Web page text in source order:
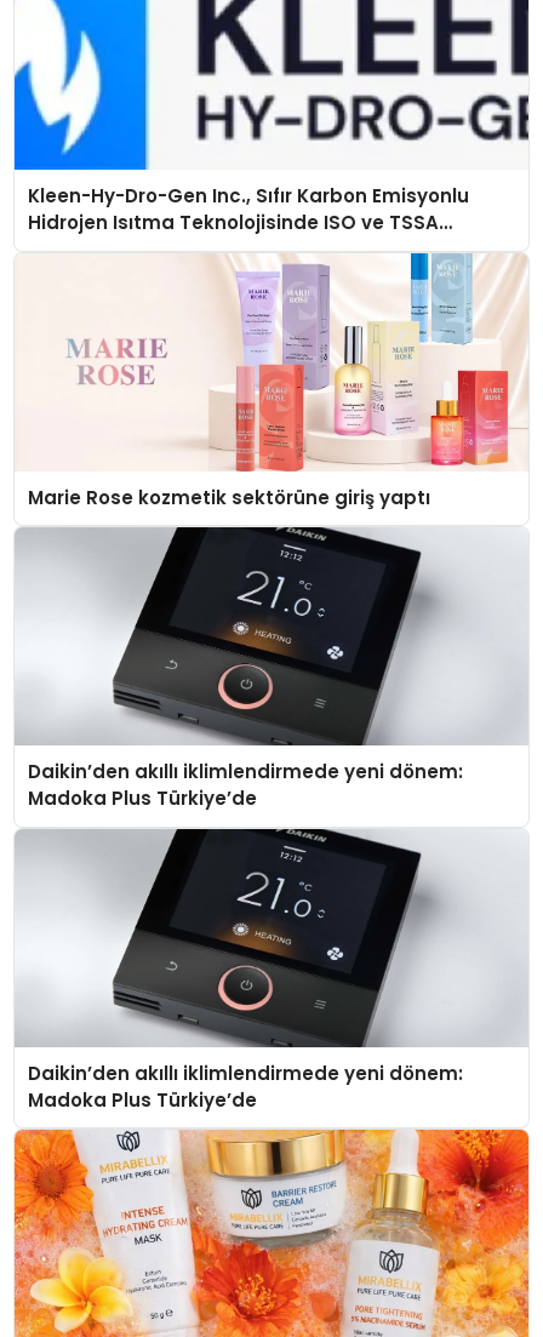
Kleen-Hy-Dro-Gen Inc., Sıfır Karbon Emisyonlu
Hidrojen Isıtma Teknolojisinde ISO ve TSSA
Düzenleyici Onaylarını Aldı
Marie Rose kozmetik sektörüne giriş yaptı
Daikin’den akıllı iklimlendirmede yeni dönem:
Madoka Plus Türkiye’de
Daikin’den akıllı iklimlendirmede yeni dönem:
Madoka Plus Türkiye’de